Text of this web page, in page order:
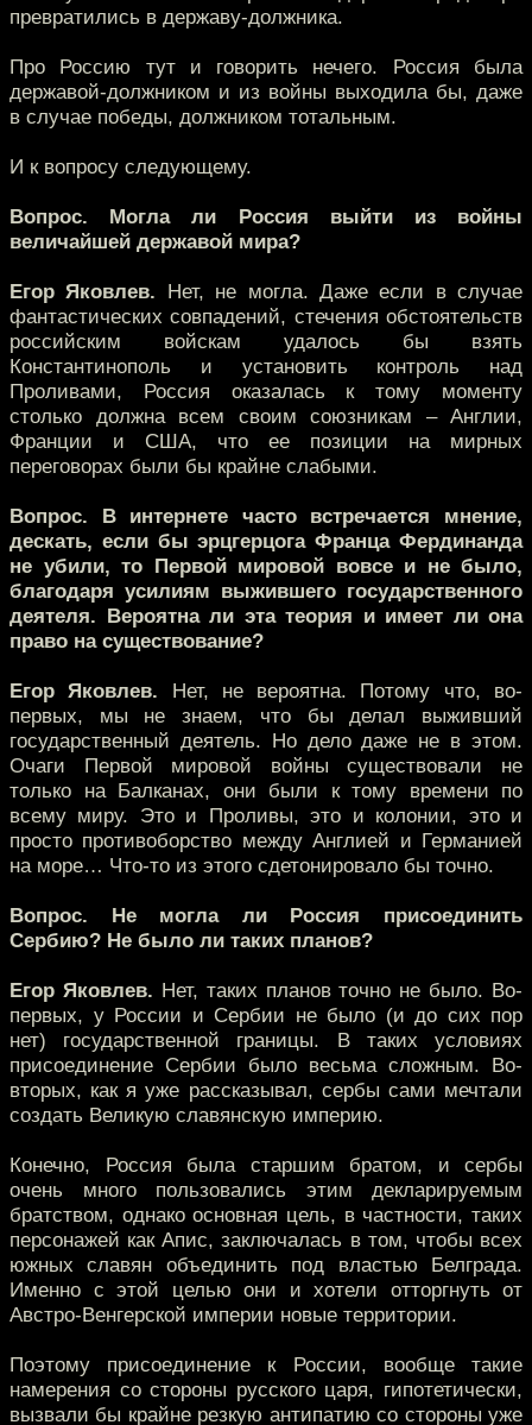
превратились в державу-должника.
Про Россию тут и говорить нечего. Россия была
державой-должником и из войны выходила бы, даже
в случае победы, должником тотальным.
И к вопросу следующему.
Вопрос. Могла ли Россия выйти из войны
величайшей державой мира?
Егор Яковлев. Нет, не могла. Даже если в случае
фантастических совпадений, стечения обстоятельств
российским войскам удалось бы взять
Константинополь и установить контроль над
Проливами, Россия оказалась к тому моменту
столько должна всем своим союзникам – Англии,
Франции и США, что ее позиции на мирных
переговорах были бы крайне слабыми.
Вопрос. В интернете часто встречается мнение,
дескать, если бы эрцгерцога Франца Фердинанда
не убили, то Первой мировой вовсе и не было,
благодаря усилиям выжившего государственного
деятеля. Вероятна ли эта теория и имеет ли она
право на существование?
Егор Яковлев. Нет, не вероятна. Потому что, во-
первых, мы не знаем, что бы делал выживший
государственный деятель. Но дело даже не в этом.
Очаги Первой мировой войны существовали не
только на Балканах, они были к тому времени по
всему миру. Это и Проливы, это и колонии, это и
просто противоборство между Англией и Германией
на море… Что-то из этого сдетонировало бы точно.
Вопрос. Не могла ли Россия присоединить
Сербию? Не было ли таких планов?
Егор Яковлев. Нет, таких планов точно не было. Во-
первых, у России и Сербии не было (и до сих пор
нет) государственной границы. В таких условиях
присоединение Сербии было весьма сложным. Во-
вторых, как я уже рассказывал, сербы сами мечтали
создать Великую славянскую империю.
Конечно, Россия была старшим братом, и сербы
очень много пользовались этим декларируемым
братством, однако основная цель, в частности, таких
персонажей как Апис, заключалась в том, чтобы всех
южных славян объединить под властью Белграда.
Именно с этой целью они и хотели отторгнуть от
Австро-Венгерской империи новые территории.
Поэтому присоединение к России, вообще такие
намерения со стороны русского царя, гипотетически,
вызвали бы крайне резкую антипатию со стороны уже